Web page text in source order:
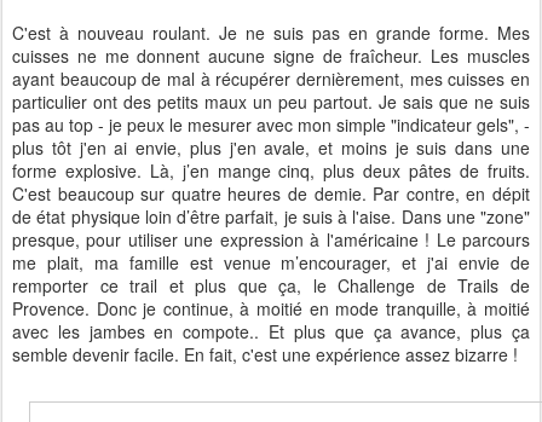
C'est à nouveau roulant. Je ne suis pas en grande forme. Mes
cuisses ne me donnent aucune signe de fraîcheur. Les muscles
ayant beaucoup de mal à récupérer dernièrement, mes cuisses en
particulier ont des petits maux un peu partout. Je sais que ne suis
pas au top - je peux le mesurer avec mon simple "indicateur gels", -
plus tôt j'en ai envie, plus j'en avale, et moins je suis dans une
forme explosive. Là, j’en mange cinq, plus deux pâtes de fruits.
C'est beaucoup sur quatre heures de demie. Par contre, en dépit
de état physique loin d’être parfait, je suis à l'aise. Dans une "zone"
presque, pour utiliser une expression à l'américaine ! Le parcours
me plait, ma famille est venue m’encourager, et j'ai envie de
remporter ce trail et plus que ça, le Challenge de Trails de
Provence. Donc je continue, à moitié en mode tranquille, à moitié
avec les jambes en compote.. Et plus que ça avance, plus ça
semble devenir facile. En fait, c'est une expérience assez bizarre !